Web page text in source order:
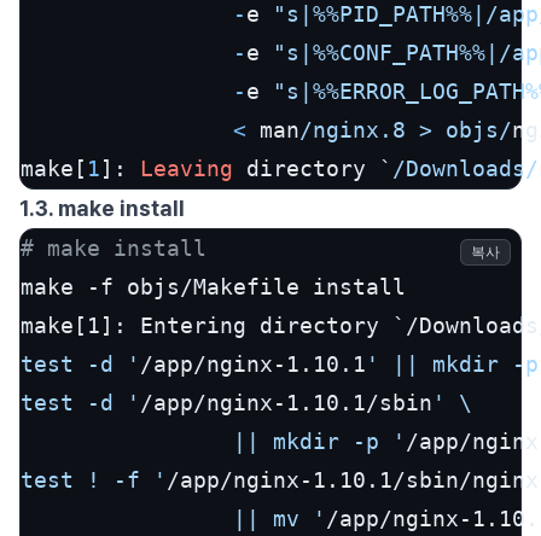
-e
-e
-e
< man/nginx.8 > objs/
make[ 1]: Leaving directory ` /Downloads/
1.3. make install
# make install
make -f objs/Makefile install
make[1]: Entering directory `/
test -d ' /app/nginx-1.10.1 ' || mkdir -
test -d ' /app/nginx-1.10.1/sbin ' \
                || mkdir -p '
/app/
test ! -f ' /app/nginx-1.10.1/sbin/nginx
                || mv '
/app/nginx-
복사